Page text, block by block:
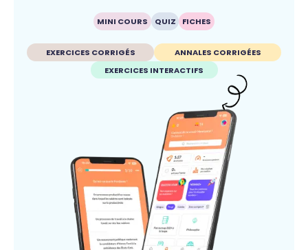
MINI COURS QUIZ FICHES
EXERCICES CORRIGÉS
ANNALES CORRIGÉES
EXERCICES INTERACTIFS